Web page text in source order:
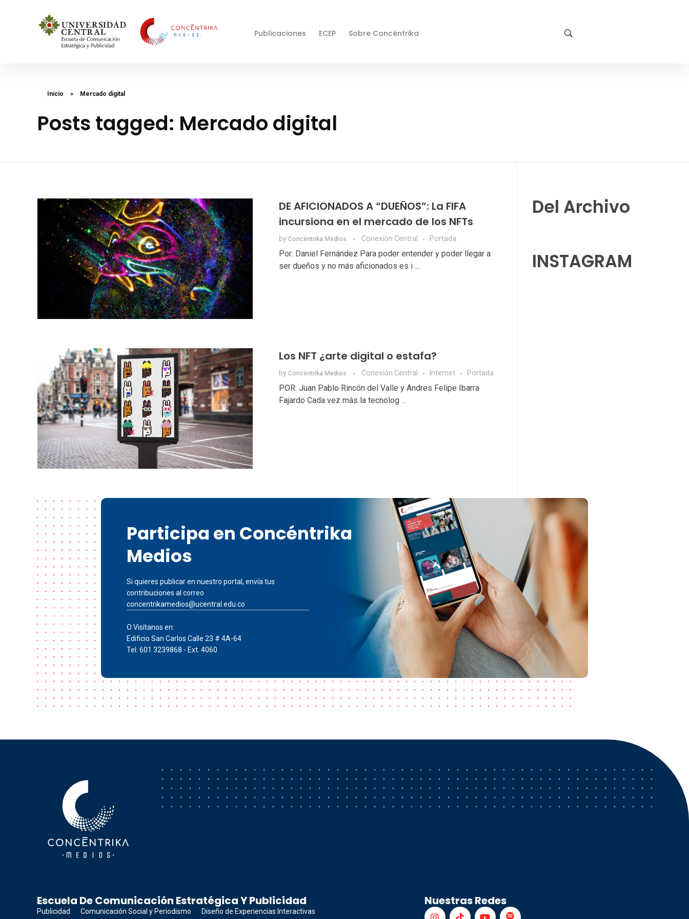
Publicaciones ECEP Sobre Concéntrika
Inicio » Mercado digital
Posts tagged: Mercado digital
DE AFICIONADOS A “DUEÑOS”: La FIFA
incursiona en el mercado de los NFTs
by Concéntrika Medios Conexión Central Portada
Por: Daniel Fernández Para poder entender y poder llegar a
ser dueños y no más aficionados es i ...
Los NFT ¿arte digital o estafa?
by Concéntrika Medios Conexión Central Internet Portada
POR: Juan Pablo Rincón del Valle y Andres Felipe Ibarra
Fajardo Cada vez más la tecnolog ...
Del Archivo
INSTAGRAM
Participa en Concéntrika
Medios
Si quieres publicar en nuestro portal, envía tus
contribuciones al correo
concentrikamedios@ucentral.edu.co
O Visítanos en:
Edificio San Carlos Calle 23 # 4A-64
Tel: 601 3239868 - Ext. 4060
Escuela De Comunicación Estratégica Y Publicidad
Publicidad Comunicación Social y Periodismo Diseño de Experiencias Interactivas
Nuestras Redes